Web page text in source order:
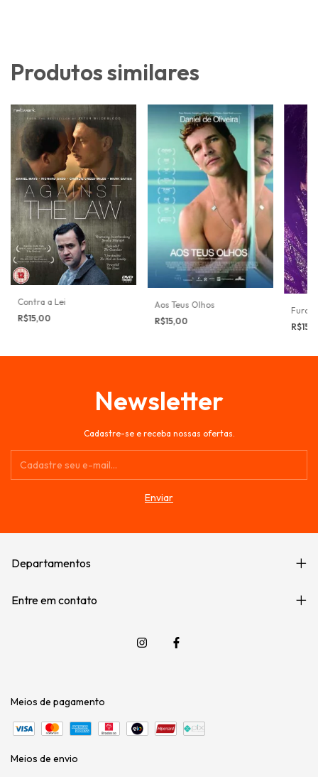
Produtos similares
Contra a Lei
R$15,00
Aos Teus Olhos
R$15,00
Newsletter
Cadastre-se e receba nossas ofertas.
Departamentos
Entre em contato
Meios de pagamento
Meios de envio